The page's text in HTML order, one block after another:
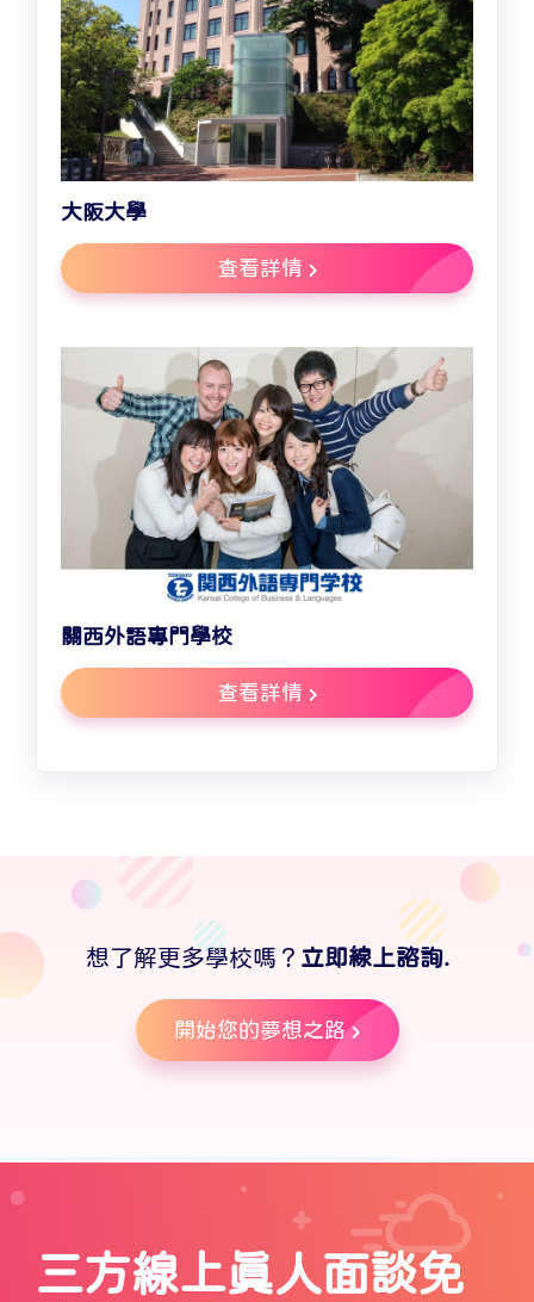
大阪大學
查看詳情
關西外語專門學校
查看詳情
想了解更多學校嗎？ 立即線上諮詢.
開始您的夢想之路
三方線上真人面談免